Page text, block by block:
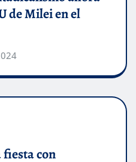
de Milei en el
con